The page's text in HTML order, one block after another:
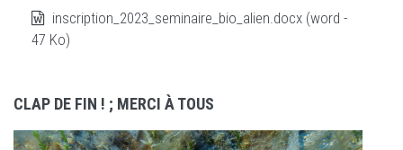
inscription_2023_seminaire_bio_alien.docx (word -
47 Ko)
CLAP DE FIN ! ; MERCI À TOUS